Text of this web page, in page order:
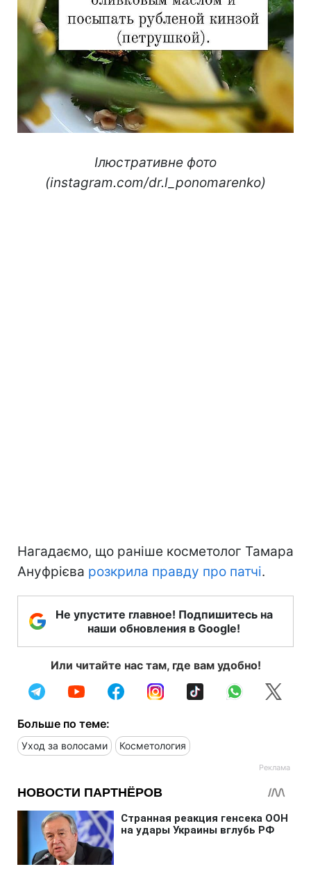
Ілюстративне фото
(instagram.com/dr.l_ponomarenko)
Нагадаємо, що раніше косметолог Тамара
Ануфрієва розкрила правду про патчі.
Не упустите главное! Подпишитесь на
наши обновления в Google!
Или читайте нас там, где вам удобно!
Больше по теме:
Уход за волосами Косметология